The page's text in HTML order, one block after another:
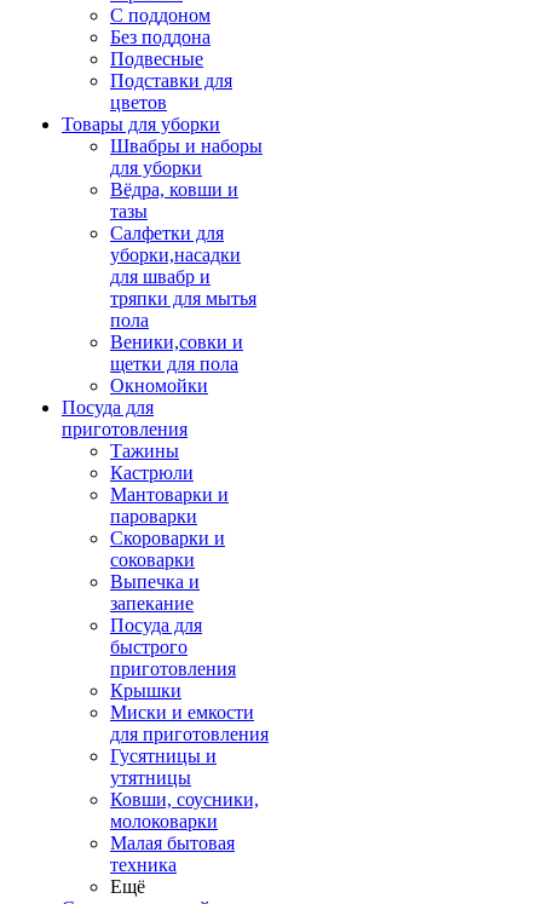
С поддоном
Без поддона
Подвесные
Подставки для
цветов
Товары для уборки
Швабры и наборы
для уборки
Вёдра, ковши и
тазы
Салфетки для
уборки,насадки
для швабр и
тряпки для мытья
пола
Веники,совки и
щетки для пола
Окномойки
Посуда для
приготовления
Тажины
Кастрюли
Мантоварки и
пароварки
Скороварки и
соковарки
Выпечка и
запекание
Посуда для
быстрого
приготовления
Крышки
Миски и емкости
для приготовления
Гусятницы и
утятницы
Ковши, соусники,
молоковарки
Малая бытовая
техника
Ещё